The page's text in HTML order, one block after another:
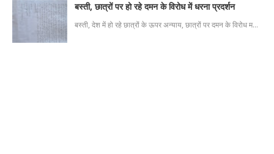
बस्ती, छात्रों पर हो रहे दमन के विरोध में धरना प्रदर्शन
बस्ती, देश में हो रहे छात्रों के ऊपर अन्याय, छात्रों पर दमन के विरोध म…